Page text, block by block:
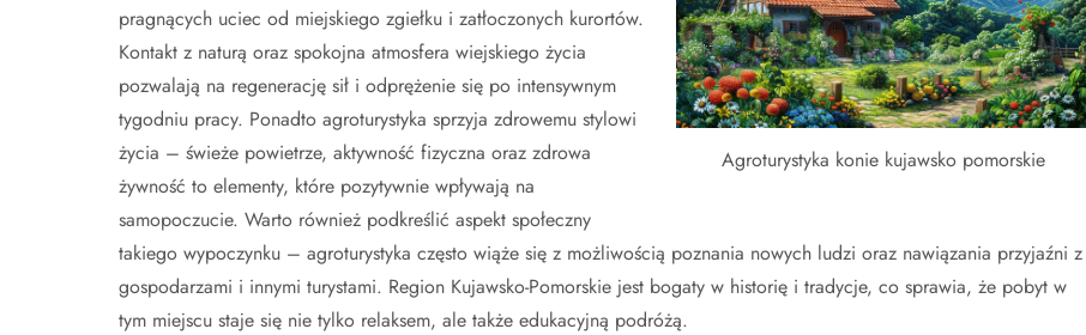
Agroturystyka konie kujawsko pomorskie
pragnących uciec od miejskiego zgiełku i zatłoczonych kurortów.
Kontakt z naturą oraz spokojna atmosfera wiejskiego życia
pozwalają na regenerację sił i odprężenie się po intensywnym
tygodniu pracy. Ponadto agroturystyka sprzyja zdrowemu stylowi
życia – świeże powietrze, aktywność fizyczna oraz zdrowa
żywność to elementy, które pozytywnie wpływają na
samopoczucie. Warto również podkreślić aspekt społeczny
takiego wypoczynku – agroturystyka często wiąże się z możliwością poznania nowych ludzi oraz nawiązania przyjaźni z
gospodarzami i innymi turystami. Region Kujawsko-Pomorskie jest bogaty w historię i tradycje, co sprawia, że pobyt w
tym miejscu staje się nie tylko relaksem, ale także edukacyjną podróżą.